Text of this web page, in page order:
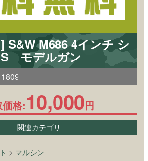
S&W M686 4インチ シ
モデルガン
価格:10,000円
関連カテゴリ
> マルシン